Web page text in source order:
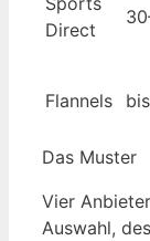
Direct
Flannels
Das Muster
Vier
Auswahl,